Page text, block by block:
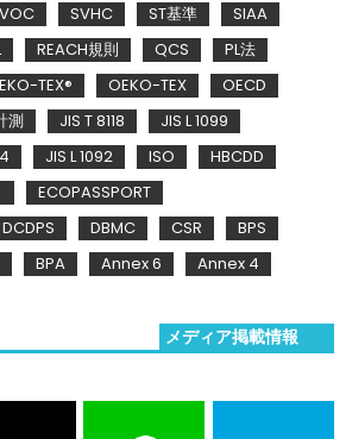
SVHC ST基準
SIAA
REACH規則 QCS
PL法
TEX® OEKO-TEX
OECD
測 JIS T 8118
JIS L 1099
JIS L 1092 ISO
HBCDD
ECOPASSPORT
DCDPS DBMC CSR
BPS
BPA Annex 6 Annex 4
メディア掲載情報